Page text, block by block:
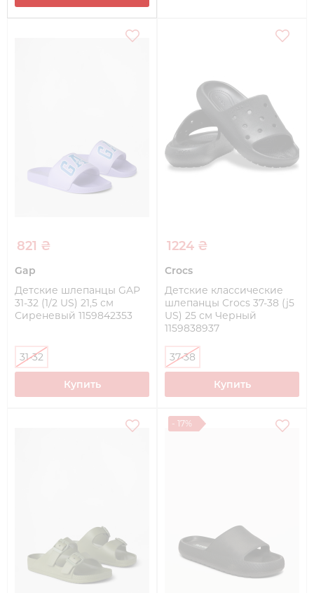
821 ₴
Gap
Детские шлепанцы GAP
31-32 (1/2 US) 21,5 см
Сиреневый 1159842353
31-32
Купить
1224 ₴
Crocs
Детские классические
шлепанцы Crocs 37-38 (j5
US) 25 см Черный
1159838937
37-38
Купить
- 17%